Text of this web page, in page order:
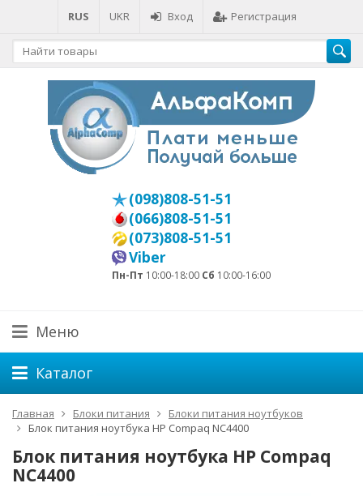
RUS UKR Вход Регистрация
(098)808-51-51
(066)808-51-51
(073)808-51-51
Viber
Пн-Пт 10:00-18:00 Сб 10:00-16:00
Меню
Каталог
Главная Блоки питания
Блоки питания ноутбуков
Блок питания ноутбука HP Compaq NC4400
Блок питания ноутбука HP Compaq
NC4400